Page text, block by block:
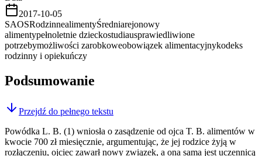
2017-10-05
SAOSRodzinnealimentyŚredniarejonowy
alimentypełnoletnie dzieckostudiausprawiedliwione
potrzebymożliwości zarobkoweobowiązek alimentacyjnykodeks
rodzinny i opiekuńczy
Podsumowanie
Przejdź do pełnego tekstu
Powódka L. B. (1) wniosła o zasądzenie od ojca T. B. alimentów w
kwocie 700 zł miesięcznie, argumentując, że jej rodzice żyją w
rozłączeniu, ojciec zawarł nowy związek, a ona sama jest uczennicą